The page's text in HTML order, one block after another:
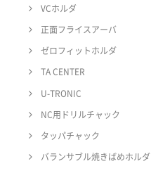
VCホルダ
正面フライスアーバ
ゼロフィットホルダ
TA CENTER
U-TRONIC
NC用ドリルチャック
タッパチャック
バランサブル焼きばめホルダ